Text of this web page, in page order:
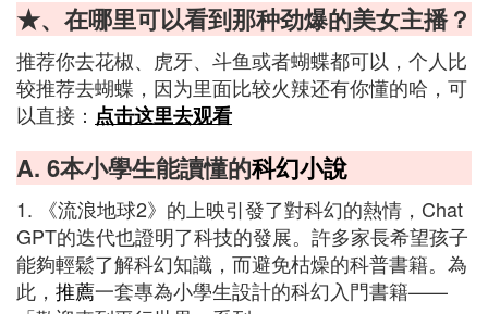
★、在哪里可以看到那种劲爆的美女主播？
推荐你去花椒、虎牙、斗鱼或者蝴蝶都可以，个人比
较推荐去蝴蝶，因为里面比较火辣还有你懂的哈，可
以直接： 点击这里去观看
A. 6本小學生能讀懂的科幻小說
1. 《流浪地球2》的上映引發了對科幻的熱情，Chat
GPT的迭代也證明了科技的發展。許多家長希望孩子
能夠輕鬆了解科幻知識，而避免枯燥的科普書籍。為
此， 推薦一套專為小學生設計的科幻入門書籍——